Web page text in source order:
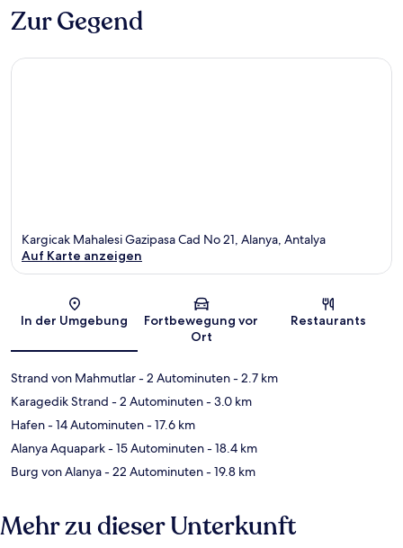
Zur Gegend
Karte
Kargicak Mahalesi Gazipasa Cad No 21, Alanya, Antalya
Auf Karte anzeigen
In der Umgebung
Fortbewegung vor
Ort
Restaurants
Strand von Mahmutlar- 2 Autominuten- 2.7 km
Karagedik Strand - 2 Autominuten- 3.0 km
Hafen- 14 Autominuten- 17.6 km
Alanya Aquapark- 15 Autominuten- 18.4 km
Burg von Alanya- 22 Autominuten- 19.8 km
Mehr zu dieser Unterkunft